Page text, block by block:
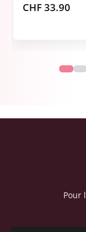
CHF33.90
Pour